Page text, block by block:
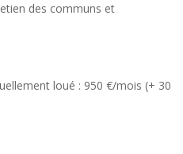
des communs et
loué : 950 €/mois (+ 30